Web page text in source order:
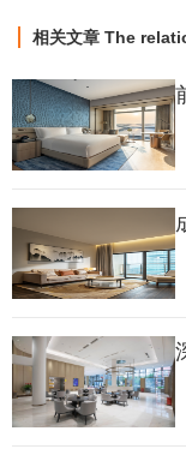
配备专业的产康室、
服务特色
相关文章 The